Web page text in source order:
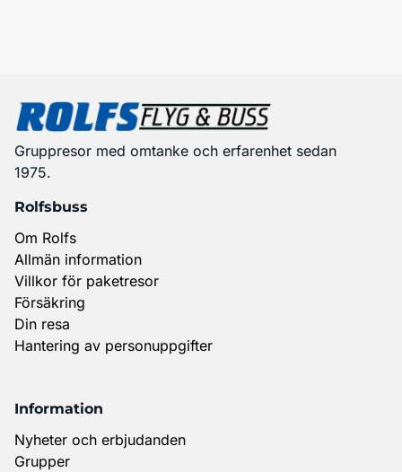
Gruppresor med omtanke och erfarenhet sedan
1975.
Rolfsbuss
Om Rolfs
Allmän information
Villkor för paketresor
Försäkring
Din resa
Hantering av personuppgifter
Information
Nyheter och erbjudanden
Grupper